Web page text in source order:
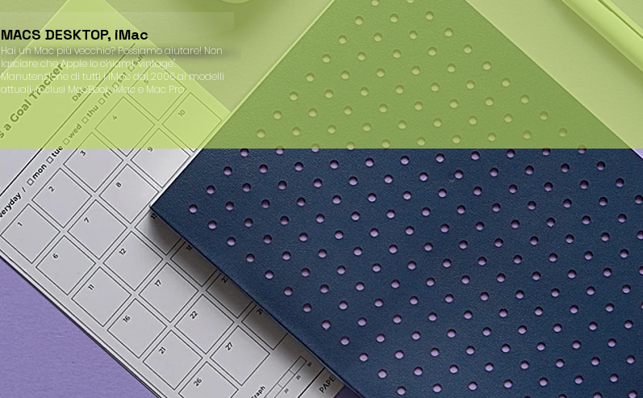
MACS DESKTOP, iMac
Hai un Mac più vecchio? Possiamo aiutare! Non
lasciare che Apple lo chiami "vintage".
Manutenzione di tutti i iMac dal 2006 ai modelli
attuali. inclusi MacBook, iMac e Mac Pro